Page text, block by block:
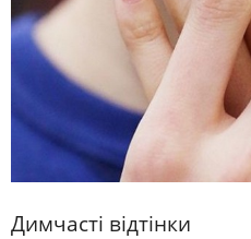
Димчасті відтінки